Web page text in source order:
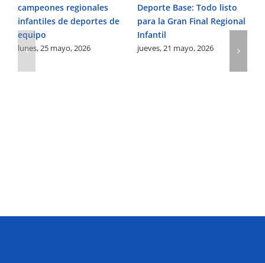
campeones regionales
infantiles de deportes de
equipo
lunes, 25 mayo, 2026
Deporte Base: Todo listo
para la Gran Final Regional
Infantil
jueves, 21 mayo, 2026